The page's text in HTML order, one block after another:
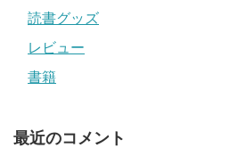
読書グッズ
レビュー
書籍
最近のコメント